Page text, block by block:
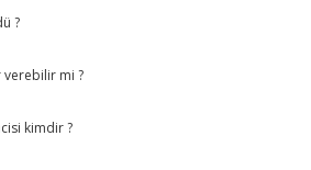
?
mi ?
kimdir ?